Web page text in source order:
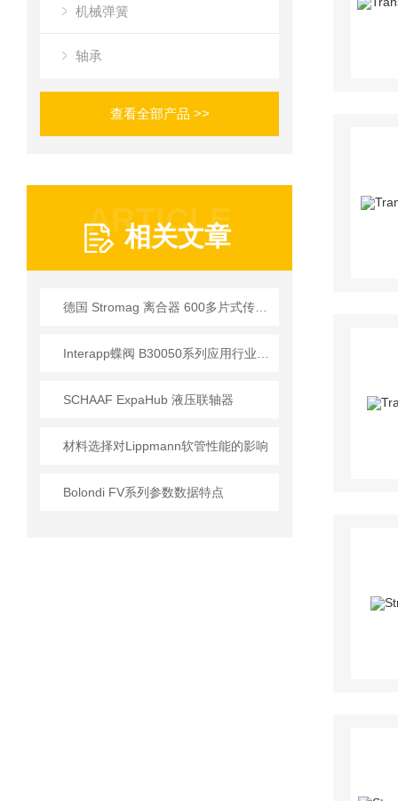
机械弹簧
轴承
查看全部产品 >>
ARTICLE
相关文章
SCHAAF ExpaHub 液压联轴器
材料选择对Lippmann软管性能的影响
Bolondi FV系列参数数据特点